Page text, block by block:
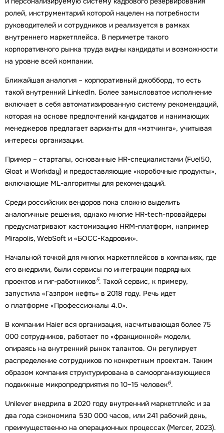
ролей, инструментарий которой нацелен на потребности
руководителей и сотрудников и реализуется в рамках
внутреннего маркетплейса. В периметре такого
корпоративного рынка труда видны кандидаты и возможности
на уровне всей компании.
Ближайшая аналогия – корпоративный джобборд, то есть
такой внутренний LinkedIn. Более замысловатое исполнение
включает в себя автоматизированную систему рекомендаций,
которая на основе предпочтений кандидатов и нанимающих
менеджеров предлагает варианты для «мэтчинга», учитывая
интересы организации.
Пример – стартапы, основанные HR-специалистами (Fuel50,
Gloat и Workday) и предоставляющие «коробочные продукты»,
включающие ML-алгоритмы для рекомендаций.
Среди российских вендоров пока сложно выделить
аналогичные решения, однако многие HR-tech-провайдеры
предусматривают кастомизацию HRM-платформ, например
Mirapolis, WebSoft и «БОСС-Кадровик».
Начальной точкой для многих маркетплейсов в компаниях, где
его внедрили, были сервисы по интеграции подрядных
проектов и гиг-работников5. Такой сервис, к примеру,
запустила «Газпром нефть» в 2018 году. Речь идет
о платформе «Профессионалы 4.0».
В компании Haier вся организация, насчитывающая более 75
000 сотрудников, работает по «фракционной» модели,
опираясь на внутренний рынок талантов. Он регулирует
распределение сотрудников по конкретным проектам. Таким
образом компания структурирована в самоорганизующиеся
подвижные микропредприятия по 10–15 человек6.
Unilever внедрила в 2020 году внутренний маркетплейс и за
два года сэкономила 530 000 часов, или 241 рабочий день,
преимущественно на операционных процессах (Mercer, 2023).